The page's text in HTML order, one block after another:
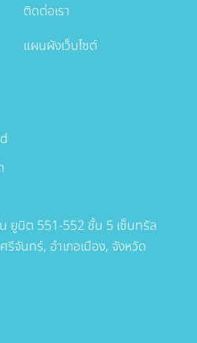
ติดต่อเรา
แผนผังเว็บไซต์
ยูนิต 551-552 ชั้น 5 เซ็นทรัล
จันทร์, อำเภอเมือง, จังหวัด